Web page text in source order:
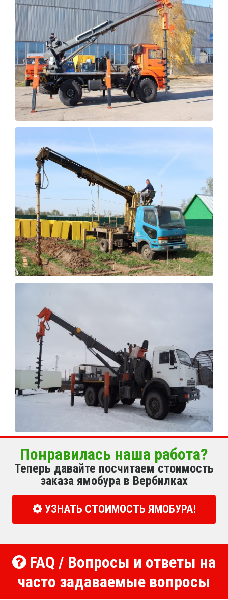
Понравилась наша работа?
Теперь давайте посчитаем стоимость
заказа ямобура в Вербилках
УЗНАТЬ СТОИМОСТЬ ЯМОБУРА!
FAQ / Вопросы и ответы на
часто задаваемые вопросы